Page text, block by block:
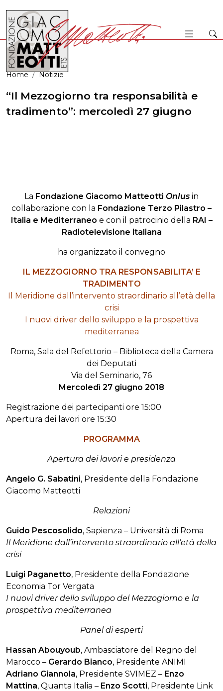
Home Notizie
“Il Mezzogiorno tra responsabilità e
tradimento”: mercoledì 27 giugno
La Fondazione Giacomo Matteotti Onlus in
collaborazione con la Fondazione Terzo Pilastro –
Italia e Mediterraneo e con il patrocinio della RAI –
Radiotelevisione italiana
ha organizzato il convegno
IL MEZZOGIORNO TRA RESPONSABILITA’ E
TRADIMENTO
Il Meridione dall’intervento straordinario all’età della
crisi
I nuovi driver dello sviluppo e la prospettiva
mediterranea
Roma, Sala del Refettorio – Biblioteca della Camera
dei Deputati
Via del Seminario, 76
Mercoledì 27 giugno 2018
Registrazione dei partecipanti ore 15:00
Apertura dei lavori ore 15:30
PROGRAMMA
Apertura dei lavori e presidenza
Angelo G. Sabatini, Presidente della Fondazione
Giacomo Matteotti
Relazioni
Guido Pescosolido, Sapienza – Università di Roma
Il Meridione dall’intervento straordinario all’età della
crisi
Luigi Paganetto, Presidente della Fondazione
Economia Tor Vergata
I nuovi driver dello sviluppo del Mezzogiorno e la
prospettiva mediterranea
Panel di esperti
Hassan Abouyoub, Ambasciatore del Regno del
Marocco – Gerardo Bianco, Presidente ANIMI
Adriano Giannola, Presidente SVIMEZ – Enzo
Mattina, Quanta Italia – Enzo Scotti, Presidente Link